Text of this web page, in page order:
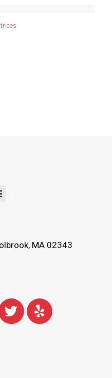
MA 02343